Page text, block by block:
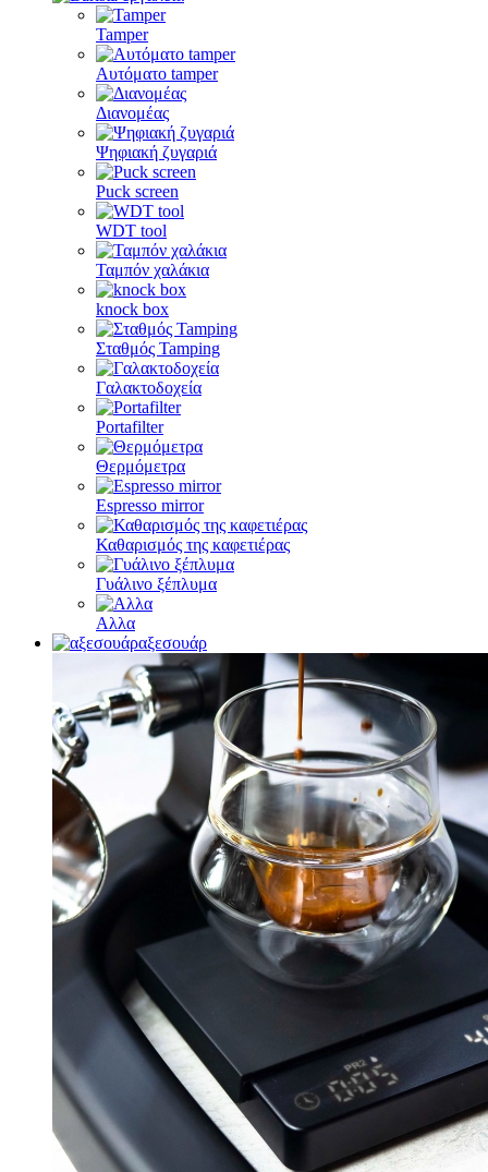
Tamper
Αυτόματο tamper
Διανομέας
Ψηφιακή ζυγαριά
Puck screen
WDT tool
Ταμπόν χαλάκια
knock box
Σταθμός Tamping
Γαλακτοδοχεία
Portafilter
Θερμόμετρα
Espresso mirror
Καθαρισμός της καφετιέρας
Γυάλινο ξέπλυμα
Αλλα
αξεσουάρ